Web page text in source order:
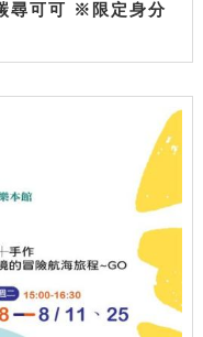
尋可可 ※限定身分